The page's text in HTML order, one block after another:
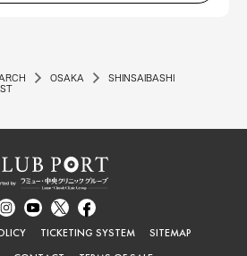
OSAKA
SHINSAIBASHI
TICKETING SYSTEM
SITEMAP